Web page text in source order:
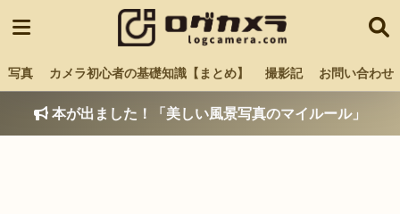
写真 カメラ初心者の基礎知識【まとめ】 撮影記 お問い合わせ
本が出ました！「美しい風景写真のマイルール」